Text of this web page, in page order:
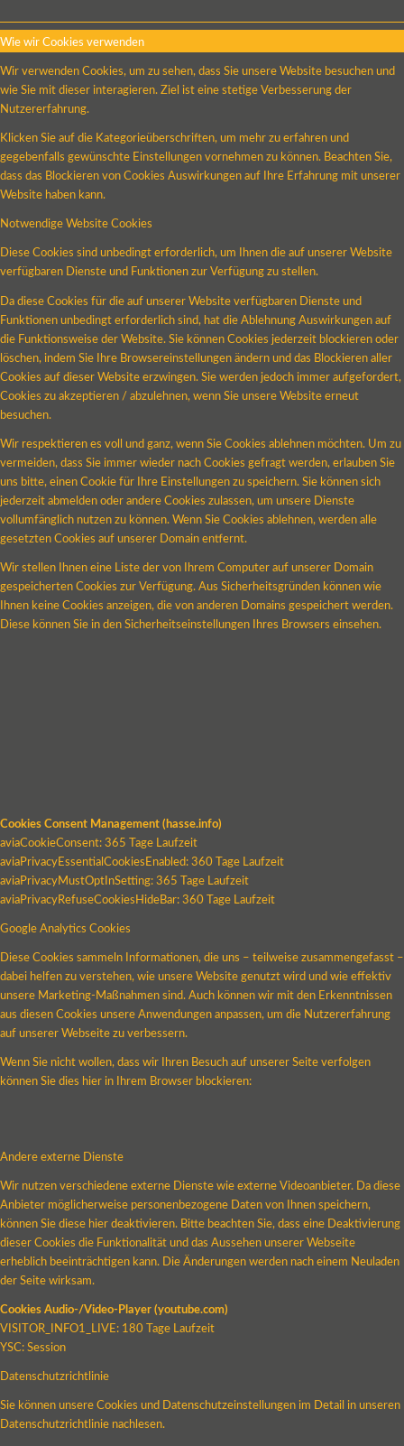
Wie wir Cookies verwenden
Wir verwenden Cookies, um zu sehen, dass Sie unsere Website besuchen und
wie Sie mit dieser interagieren. Ziel ist eine stetige Verbesserung der
Nutzererfahrung.
Klicken Sie auf die Kategorieüberschriften, um mehr zu erfahren und
gegebenfalls gewünschte Einstellungen vornehmen zu können. Beachten Sie,
dass das Blockieren von Cookies Auswirkungen auf Ihre Erfahrung mit unserer
Website haben kann.
Notwendige Website Cookies
Diese Cookies sind unbedingt erforderlich, um Ihnen die auf unserer Website
verfügbaren Dienste und Funktionen zur Verfügung zu stellen.
Da diese Cookies für die auf unserer Website verfügbaren Dienste und
Funktionen unbedingt erforderlich sind, hat die Ablehnung Auswirkungen auf
die Funktionsweise der Website. Sie können Cookies jederzeit blockieren oder
löschen, indem Sie Ihre Browsereinstellungen ändern und das Blockieren aller
Cookies auf dieser Website erzwingen. Sie werden jedoch immer aufgefordert,
Cookies zu akzeptieren / abzulehnen, wenn Sie unsere Website erneut
besuchen.
Wir respektieren es voll und ganz, wenn Sie Cookies ablehnen möchten. Um zu
vermeiden, dass Sie immer wieder nach Cookies gefragt werden, erlauben Sie
uns bitte, einen Cookie für Ihre Einstellungen zu speichern. Sie können sich
jederzeit abmelden oder andere Cookies zulassen, um unsere Dienste
vollumfänglich nutzen zu können. Wenn Sie Cookies ablehnen, werden alle
gesetzten Cookies auf unserer Domain entfernt.
Wir stellen Ihnen eine Liste der von Ihrem Computer auf unserer Domain
gespeicherten Cookies zur Verfügung. Aus Sicherheitsgründen können wie
Ihnen keine Cookies anzeigen, die von anderen Domains gespeichert werden.
Diese können Sie in den Sicherheitseinstellungen Ihres Browsers einsehen.
Cookies Consent Management (hasse.info)
aviaCookieConsent: 365 Tage Laufzeit
aviaPrivacyEssentialCookiesEnabled: 360 Tage Laufzeit
aviaPrivacyMustOptInSetting: 365 Tage Laufzeit
aviaPrivacyRefuseCookiesHideBar: 360 Tage Laufzeit
Google Analytics Cookies
Diese Cookies sammeln Informationen, die uns – teilweise zusammengefasst –
dabei helfen zu verstehen, wie unsere Website genutzt wird und wie effektiv
unsere Marketing-Maßnahmen sind. Auch können wir mit den Erkenntnissen
aus diesen Cookies unsere Anwendungen anpassen, um die Nutzererfahrung
auf unserer Webseite zu verbessern.
Wenn Sie nicht wollen, dass wir Ihren Besuch auf unserer Seite verfolgen
können Sie dies hier in Ihrem Browser blockieren:
Andere externe Dienste
Wir nutzen verschiedene externe Dienste wie externe Videoanbieter. Da diese
Anbieter möglicherweise personenbezogene Daten von Ihnen speichern,
können Sie diese hier deaktivieren. Bitte beachten Sie, dass eine Deaktivierung
dieser Cookies die Funktionalität und das Aussehen unserer Webseite
erheblich beeinträchtigen kann. Die Änderungen werden nach einem Neuladen
der Seite wirksam.
Cookies Audio-/Video-Player (youtube.com)
VISITOR_INFO1_LIVE: 180 Tage Laufzeit
YSC: Session
Datenschutzrichtlinie
Sie können unsere Cookies und Datenschutzeinstellungen im Detail in unseren
Datenschutzrichtlinie nachlesen.